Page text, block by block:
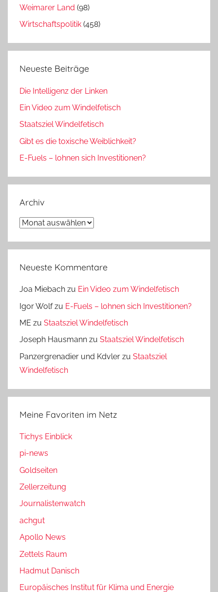
Weimarer Land (98)
Wirtschaftspolitik (458)
Neueste Beiträge
Die Intelligenz der Linken
Ein Video zum Windelfetisch
Staatsziel Windelfetisch
Gibt es die toxische Weiblichkeit?
E-Fuels – lohnen sich Investitionen?
Archiv
Archiv
Neueste Kommentare
Joa Miebach zu Ein Video zum Windelfetisch
Igor Wolfzu E-Fuels – lohnen sich Investitionen?
ME zu Staatsziel Windelfetisch
Joseph Hausmann zu Staatsziel Windelfetisch
Panzergrenadier und Kdvler zu Staatsziel
Windelfetisch
Meine Favoriten im Netz
Tichys Einblick
pi-news
Goldseiten
Zellerzeitung
Journalistenwatch
achgut
Apollo News
Zettels Raum
Hadmut Danisch
Europäisches Institut für Klima und Energie